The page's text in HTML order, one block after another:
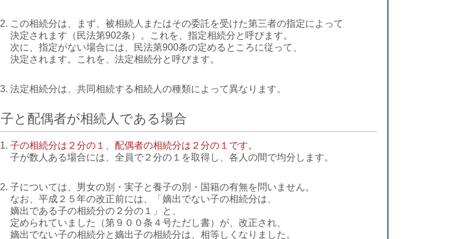
この相続分は、まず、被相続人またはその委託を受けた第三者の指定によって
決定されます（民法第902条）。これを、指定相続分と呼びます。
次に、指定がない場合には、民法第900条の定めるところに従って、
決定されます。これを、法定相続分と呼びます。
法定相続分は、共同相続する相続人の種類によって異なります。
子と配偶者が相続人である場合
子の相続分は２分の１、配偶者の相続分は２分の１です。
子が数人ある場合には、全員で２分の１を取得し、各人の間で均分します。
子については、男女の別・実子と養子の別・国籍の有無を問いません。
なお、平成２５年の改正前には、「嫡出でない子の相続分は、
嫡出である子の相続分の２分の１」と、
定められていました（第９００条４号ただし書）が、改正され、
嫡出でない子の相続分と嫡出子の相続分は、相等しくなりました。